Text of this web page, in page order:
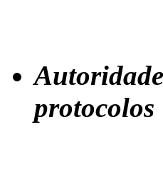
protocolos